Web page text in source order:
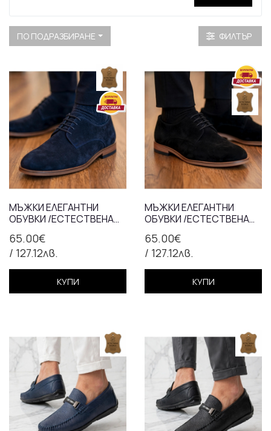
ПО ПОДРАЗБИРАНЕ ФИЛТЪР
65.00€
/ 127.12лв.
МЪЖКИ ЕЛЕГАНТНИ
ОБУВКИ /ЕСТЕСТВЕНА
КУПИ
65.00€
/ 127.12лв.
МЪЖКИ ЕЛЕГАНТНИ
ОБУВКИ /ЕСТЕСТВЕНА
КУПИ